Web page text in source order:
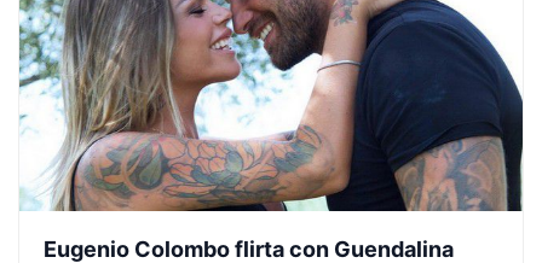
Eugenio Colombo flirta con Guendalina